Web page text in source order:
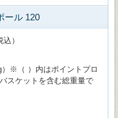
ール 120
）
）※（ ）内はポイントプロ
スケットを含む総重量で